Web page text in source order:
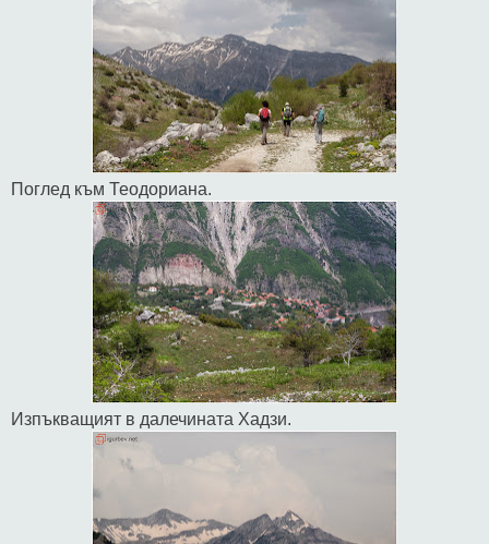
Поглед към Теодориана.
Изпъкващият в далечината Хадзи.